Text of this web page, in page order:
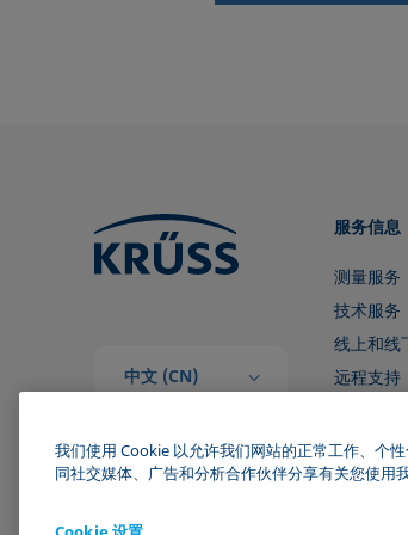
中文 (CN)
服务信息
测量服务
技术服务
线上和线
远程支持
我们使用 Cookie 以允许我们网站的正常工作、个
同社交媒体、广告和分析合作伙伴分享有关您使用